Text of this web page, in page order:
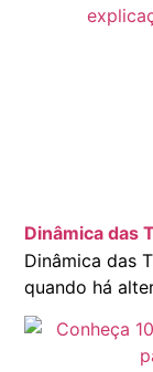
Dinâmica das
Dinâmica das
quando há